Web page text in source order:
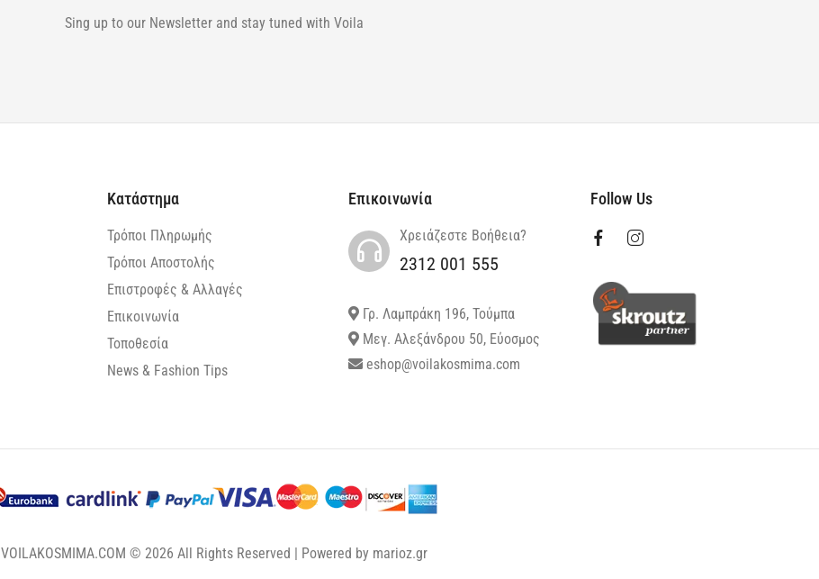
Sing up to our Newsletter and stay tuned with Voila
Κατάστημα
Τρόποι Πληρωμής
Τρόποι Αποστολής
Επιστροφές & Αλλαγές
Επικοινωνία
Τοποθεσία
News & Fashion Tips
Επικοινωνία
Χρειάζεστε Βοήθεια?
2312 001 555
Γρ. Λαμπράκη 196, Τούμπα
Μεγ. Αλεξάνδρου 50, Εύοσμος
eshop@voilakosmima.com
Follow Us
VOILAKOSMIMA.COM © 2026 All Rights Reserved | Powered by marioz.gr